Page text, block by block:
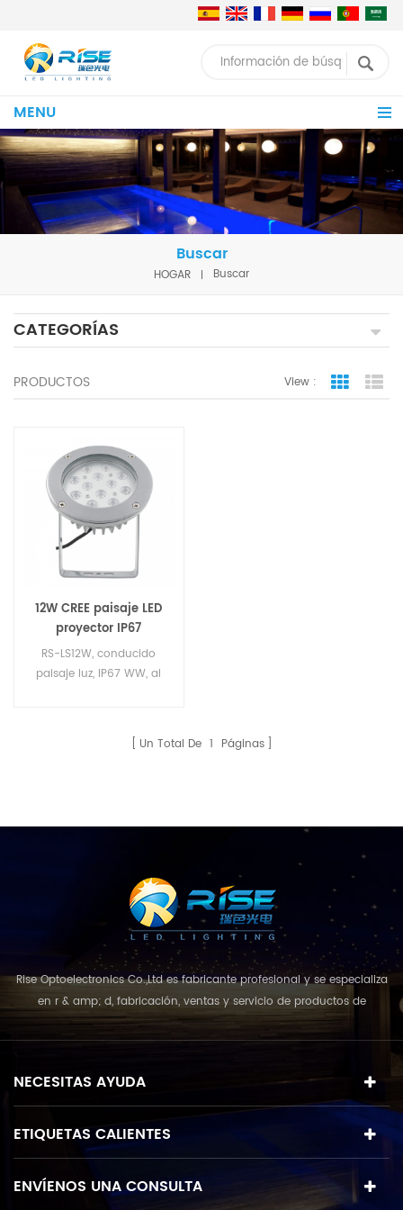
MENU
Buscar
HOGAR Buscar
CATEGORÍAS
PRODUCTOS View : Grid View
12W CREE paisaje LED
proyector IP67
RS-LS12W, conducido
paisaje luz, IP67 WW, al
luces de punto de jardín
Un Total De 1 Páginas
Rise Optoelectronics Co.,Ltd es fabricante profesional y se especializa
en r & amp; d, fabricación, ventas y servicio de productos de
iluminación led, con una amplia variedad de unidades de
iluminación para uso residencial, comercial y de paisaje. con el
destacado", que combina u...
NECESITAS AYUDA
ETIQUETAS CALIENTES
ENVÍENOS UNA CONSULTA